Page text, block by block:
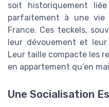
soit historiquement
parfaitement à une vie
France. Ces teckels,
leur dévouement et
Leur taille compacte les
en appartement qu’en
Une Socialisation